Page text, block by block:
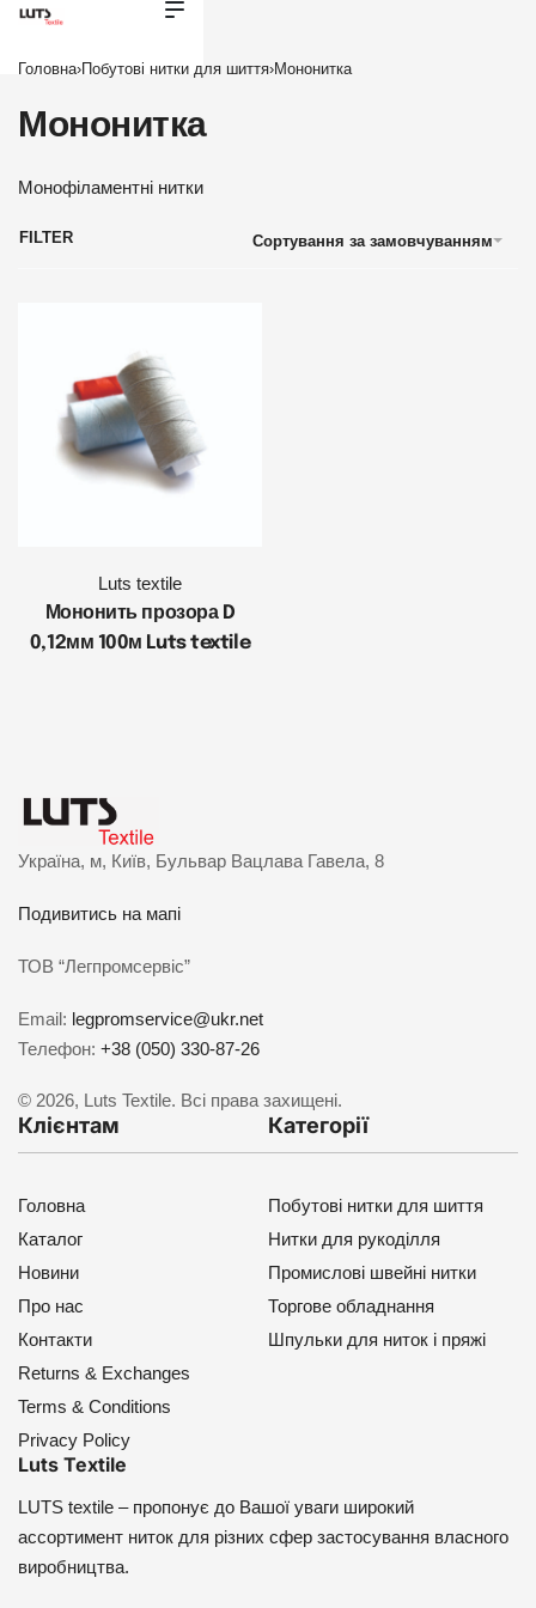
Головна›Побутові нитки для шиття›Мононитка
Мононитка
Монофіламентні нитки
Сортування за замовчуванням
FILTER
Luts textile
Мононить прозора D
0,12мм 100м Luts textile
Україна, м, Київ, Бульвар Вацлава Гавела, 8
Подивитись на мапі
ТОВ “Легпромсервіс”
Email: legpromservice@ukr.net
Телефон: +38 (050) 330-87-26
© 2026, Luts Textile. Всі права захищені.
Клієнтам
Головна
Каталог
Новини
Про нас
Контакти
Returns & Exchanges
Terms & Conditions
Privacy Policy
Категорії
Побутові нитки для шиття
Нитки для рукоділля
Промислові швейні нитки
Торгове обладнання
Шпульки для ниток і пряжі
Luts Textile
LUTS textile – пропонує до Вашої уваги широкий
ассортимент ниток для різних сфер застосування власного
виробництва.